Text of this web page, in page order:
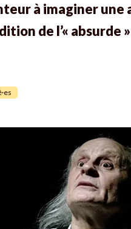
à imaginer une
de l’« absurde